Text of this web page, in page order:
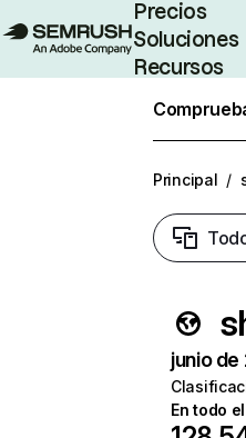
Precios
Soluciones
Recursos
Principal /
junio
En todo